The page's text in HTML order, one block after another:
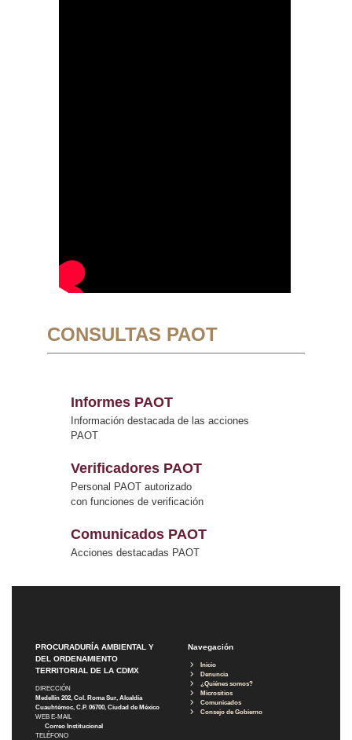
CONSULTAS PAOT
Informes PAOT
Información destacada de las acciones
PAOT
Verificadores PAOT
Personal PAOT autorizado
con funciones de verificación
Comunicados PAOT
Acciones destacadas PAOT
PROCURADURÍA AMBIENTAL Y
DEL ORDENAMIENTO
TERRITORIAL DE LA CDMX
DIRECCIÓN
Medellín 202, Col. Roma Sur, Alcaldía
Cuauhtémoc, C.P. 06700, Ciudad de México
WEB E-MAIL
Correo Institucional
TELÉFONO
Navegación
Inicio
Denuncia
¿Quiénes somos?
Micrositios
Comunicados
Consejo de Gobierno